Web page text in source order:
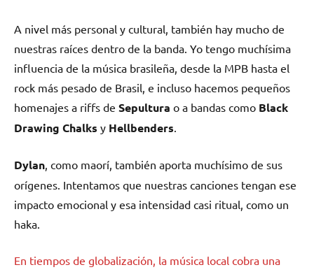
A nivel más personal y cultural, también hay mucho de
nuestras raíces dentro de la banda. Yo tengo muchísima
influencia de la música brasileña, desde la MPB hasta el
rock más pesado de Brasil, e incluso hacemos pequeños
homenajes a riffs de Sepultura o a bandas como Black
Drawing Chalks y Hellbenders.
Dylan, como maorí, también aporta muchísimo de sus
orígenes. Intentamos que nuestras canciones tengan ese
impacto emocional y esa intensidad casi ritual, como un
haka.
En tiempos de globalización, la música local cobra una